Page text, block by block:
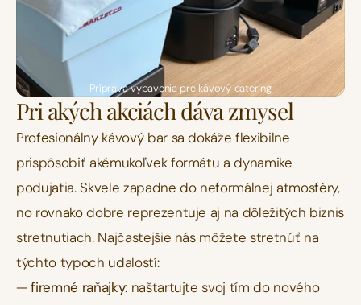
Príprava vybavenia pre kávový catering
Pri akých akciách dáva zmysel
Profesionálny kávový bar sa dokáže flexibilne
prispôsobiť akémukoľvek formátu a dynamike
podujatia. Skvele zapadne do neformálnej atmosféry,
no rovnako dobre reprezentuje aj na dôležitých biznis
stretnutiach. Najčastejšie nás môžete stretnúť na
týchto typoch udalostí:
— firemné raňajky: naštartujte svoj tím do nového